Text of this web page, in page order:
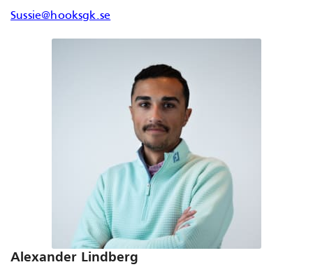
Sussie@hooksgk.se
Alexander Lindberg